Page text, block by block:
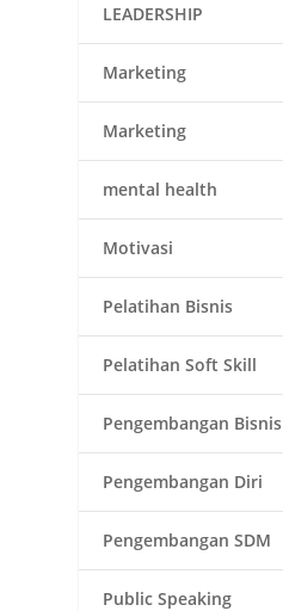
LEADERSHIP
Marketing
Marketing
mental health
Motivasi
Pelatihan Bisnis
Pelatihan Soft Skill
Pengembangan Bisnis
Pengembangan Diri
Pengembangan SDM
Public Speaking